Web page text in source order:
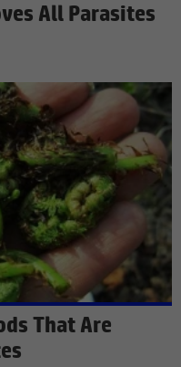
All Parasites
That Are